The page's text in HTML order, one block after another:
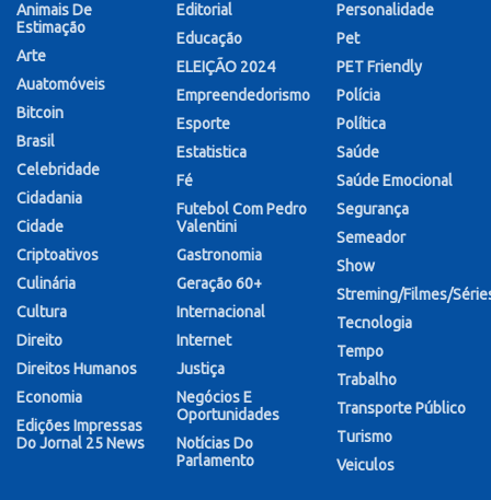
Animais De
Estimação
Arte
Auatomóveis
Bitcoin
Brasil
Celebridade
Cidadania
Cidade
Criptoativos
Culinária
Cultura
Direito
Direitos Humanos
Economia
Edições Impressas
Do Jornal 25 News
Editorial
Educação
ELEIÇÃO 2024
Empreendedorismo
Esporte
Estatistica
Fé
Futebol Com Pedro
Valentini
Gastronomia
Geração 60+
Internacional
Internet
Justiça
Negócios E
Oportunidades
Notícias Do
Parlamento
Personalidade
Pet
PET Friendly
Polícia
Política
Saúde
Saúde Emocional
Segurança
Semeador
Show
Streming/Filmes/
Tecnologia
Tempo
Trabalho
Transporte Público
Turismo
Veiculos